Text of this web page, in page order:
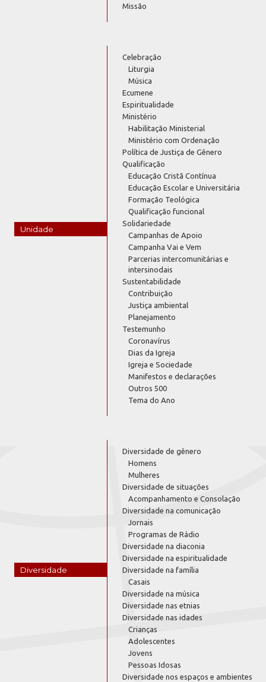
Missão
Unidade
Celebração
Liturgia
Música
Ecumene
Espiritualidade
Ministério
Habilitação Ministerial
Ministério com Ordenação
Política de Justiça de Gênero
Qualificação
Educação Cristã Contínua
Educação Escolar e Universitária
Formação Teológica
Qualificação funcional
Solidariedade
Campanhas de Apoio
Campanha Vai e Vem
Parcerias intercomunitárias e
intersinodais
Sustentabilidade
Contribuição
Justiça ambiental
Planejamento
Testemunho
Coronavírus
Dias da Igreja
Igreja e Sociedade
Manifestos e declarações
Outros 500
Tema do Ano
Diversidade
Diversidade de gênero
Homens
Mulheres
Diversidade de situações
Acompanhamento e Consolação
Diversidade na comunicação
Jornais
Programas de Rádio
Diversidade na diaconia
Diversidade na espiritualidade
Diversidade na família
Casais
Diversidade na música
Diversidade nas etnias
Diversidade nas idades
Crianças
Adolescentes
Jovens
Pessoas Idosas
Diversidade nos espaços e ambientes